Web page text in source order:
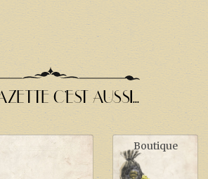
C'EST AUSSI...
Boutique